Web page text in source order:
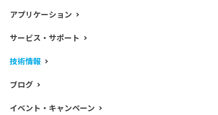
アプリケーション
サービス・サポート
技術情報
ブログ
イベント・キャンペーン
光度
Note
分光
計
Download
ン冷却水中の亜硝酸濃度測定